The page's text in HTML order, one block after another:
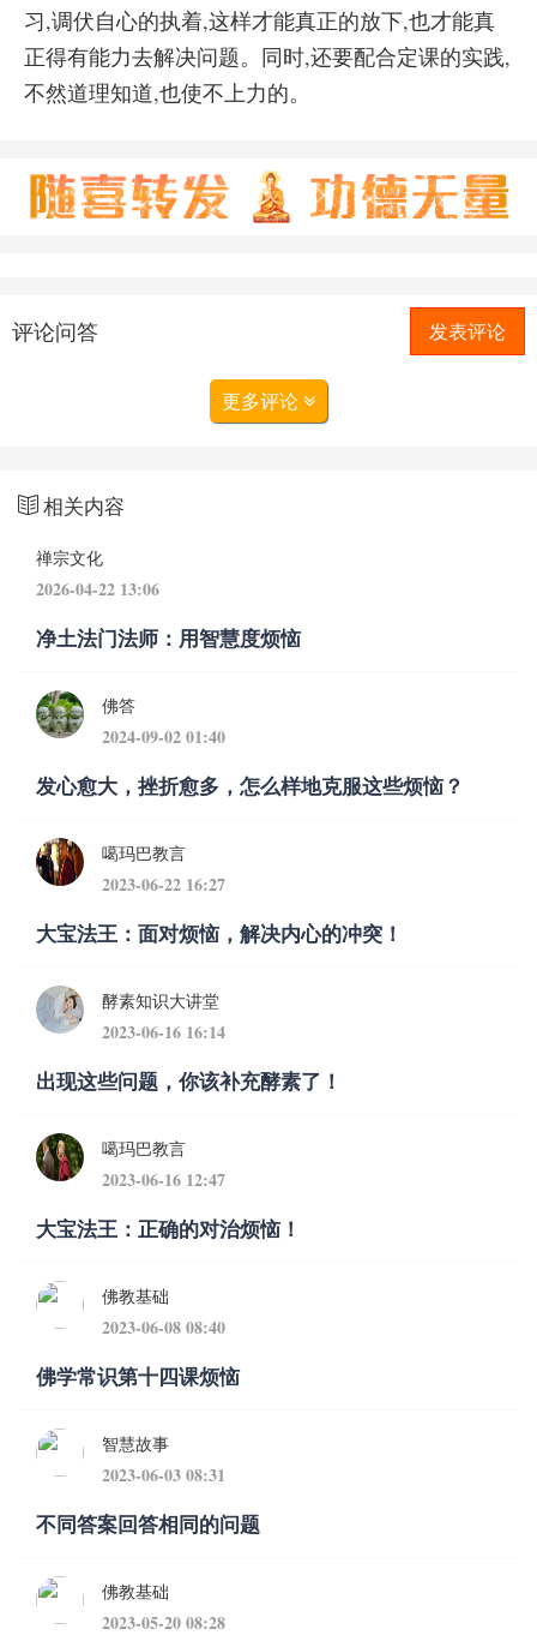
习,调伏自心的执着,这样才能真正的放下,也才能真
正得有能力去解决问题。同时,还要配合定课的实践,
不然道理知道,也使不上力的。
评论问答 发表评论
更多评论
相关内容
禅宗文化
2026-04-22 13:06
净土法门法师：用智慧度烦恼
佛答
2024-09-02 01:40
发心愈大，挫折愈多，怎么样地克服这些烦恼？
噶玛巴教言
2023-06-22 16:27
大宝法王：面对烦恼，解决内心的冲突！
酵素知识大讲堂
2023-06-16 16:14
出现这些问题，你该补充酵素了！
噶玛巴教言
2023-06-16 12:47
大宝法王：正确的对治烦恼！
佛教基础
2023-06-08 08:40
佛学常识第十四课烦恼
智慧故事
2023-06-03 08:31
不同答案回答相同的问题
佛教基础
2023-05-20 08:28